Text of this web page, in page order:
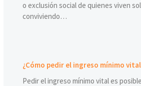
o exclusión social de quienes viven
conviviendo…
¿Cómo pedir el ingreso mínimo
Pedir el ingreso mínimo vital es